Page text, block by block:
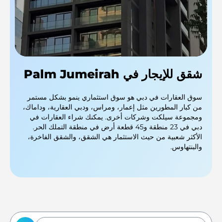
شقق للإيجار في Palm Jumeirah
سوق العقارات في دبي هو سوق استثماري ينمو بشكل مستمر
من كبار المطورين مثل إعمار، ومراس، ودبي العقارية، وداماك،
ومجموعة سيلكت وشركات أخرى. يمكنك شراء العقارات في
دبي في 23 منطقة و45 قطعة أرض في منطقة التملك الحر.
الأكثر شعبية من حيث الاستثمار هي الشقق، والشقق الفاخرة،
والبنتهاوس.